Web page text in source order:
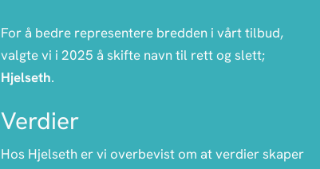
For å bedre representere bredden i vårt tilbud,
valgte vi i 2025 å skifte navn til rett og slett;
Hjelseth.
Verdier
Hos Hjelseth er vi overbevist om at verdier skaper